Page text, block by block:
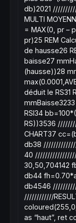
db)2021
MULTI
= MAX(0, pr –
pr)25 REM
de hausse26
baisse27
(hausse))28
déduit le RS31
mmBaisse3233
RSI34 bb=100*(
RS))3536
CHART37
db38
40
30,50,704142
db44
db4546
////////////
as “haut”, ret